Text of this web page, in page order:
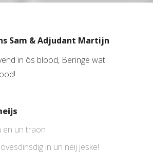
Sam & Adjudant Martijn
in ôs blood, Beringe wat
en un traon
in un neij jeske!